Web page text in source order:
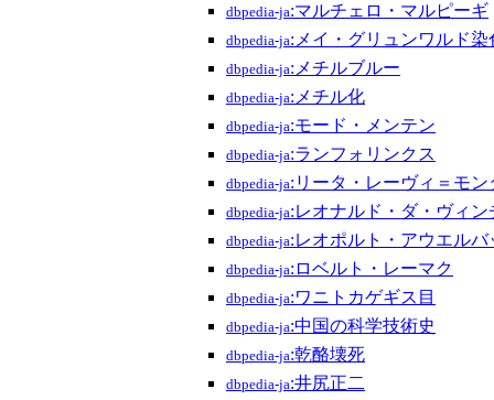
dbpedia-ja:マルチェロ・マルピーギ
dbpedia-ja:メイ・グリュンワルド染
dbpedia-ja:メチルブルー
dbpedia-ja:メチル化
dbpedia-ja:モード・メンテン
dbpedia-ja:ランフォリンクス
dbpedia-ja:リータ・レーヴィ＝モン
dbpedia-ja:レオナルド・ダ・ヴィン
dbpedia-ja:レオポルト・アウエルバ
dbpedia-ja:ロベルト・レーマク
dbpedia-ja:ワニトカゲギス目
dbpedia-ja:中国の科学技術史
dbpedia-ja:乾酪壊死
dbpedia-ja:井尻正二